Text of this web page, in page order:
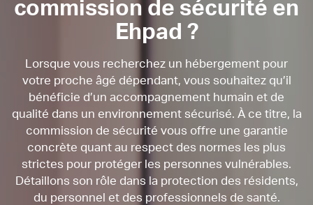
commission de sécurité en
Ehpad ?
Lorsque vous recherchez un hébergement pour
votre proche âgé dépendant, vous souhaitez qu’il
bénéficie d’un accompagnement humain et de
qualité dans un environnement sécurisé. À ce titre, la
commission de sécurité vous offre une garantie
concrète quant au respect des normes les plus
strictes pour protéger les personnes vulnérables.
Détaillons son rôle dans la protection des résidents,
du personnel et des professionnels de santé.